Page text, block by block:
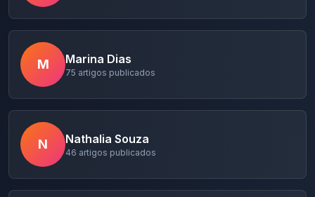
M Marina Dias
75 artigos publicados
N Nathalia Souza
46 artigos publicados